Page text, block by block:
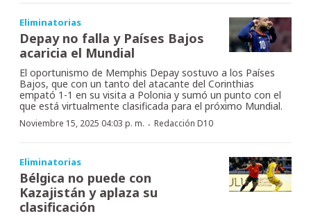
Eliminatorias
Depay no falla y Países Bajos
acaricia el Mundial
El oportunismo de Memphis Depay sostuvo a los Países
Bajos, que con un tanto del atacante del Corinthias
empató 1-1 en su visita a Polonia y sumó un punto con el
que está virtualmente clasificada para el próximo Mundial.
Noviembre 15, 2025 04:03 p. m. · Redacción D10
Eliminatorias
Bélgica no puede con
Kazajistán y aplaza su
clasificación